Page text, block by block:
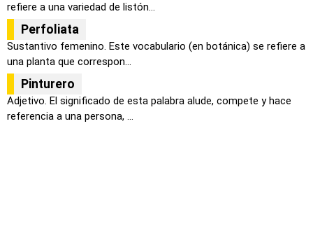
refiere a una variedad de listón...
Perfoliata
Sustantivo femenino. Este vocabulario (en botánica) se refiere a
una planta que correspon...
Pinturero
Adjetivo. El significado de esta palabra alude, compete y hace
referencia a una persona, ...